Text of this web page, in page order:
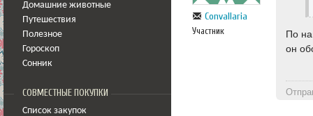
Домашние животные
Путешествия
Полезное
Гороскоп
Сонник
СОВМЕСТНЫЕ ПОКУПКИ
Список закупок
Convallaria
Участник
По
он